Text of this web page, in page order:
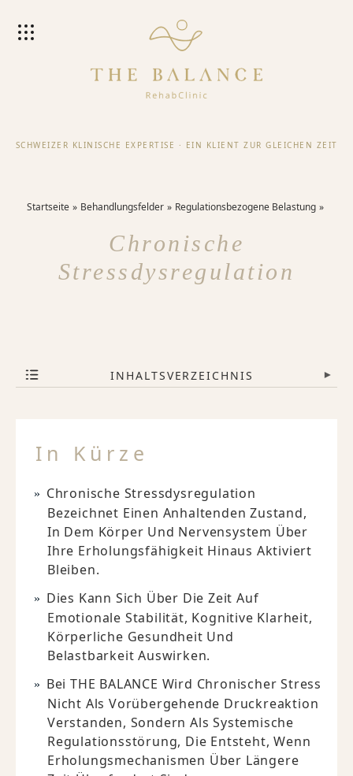
SCHWEIZER KLINISCHE EXPERTISE · EIN KLIENT ZUR GLEICHEN ZEIT
Startseite Behandlungsfelder Regulationsbezogene Belastung
Chronische
Stressdysregulation
INHALTSVERZEICHNIS ▾
In Kürze
Chronische Stressdysregulation
Bezeichnet Einen Anhaltenden Zustand,
In Dem Körper Und Nervensystem Über
Ihre Erholungsfähigkeit Hinaus Aktiviert
Bleiben.
Dies Kann Sich Über Die Zeit Auf
Emotionale Stabilität, Kognitive Klarheit,
Körperliche Gesundheit Und
Belastbarkeit Auswirken.
Bei THE BALANCE Wird Chronischer Stress
Nicht Als Vorübergehende Druckreaktion
Verstanden, Sondern Als Systemische
Regulationsstörung, Die Entsteht, Wenn
Erholungsmechanismen Über Längere